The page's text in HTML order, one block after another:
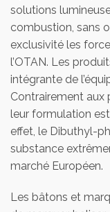
solutions
combustion, sans
exclusivité les
l’OTAN. Les
intégrante de
Contrairement aux
leur formulation
effet, le Dibuthyl-
substance
marché Européen.
Les bâtons et